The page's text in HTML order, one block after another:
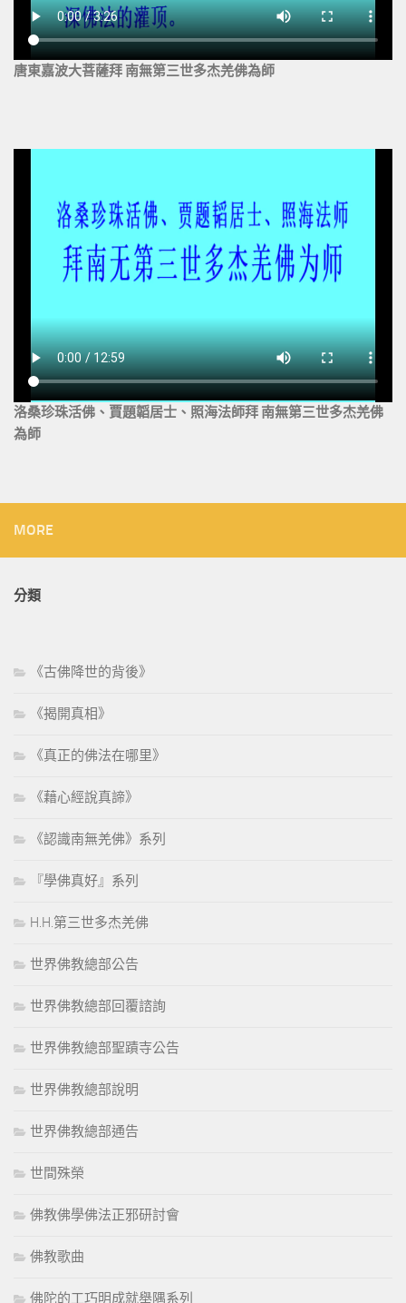
唐東嘉波大菩薩拜 南無第三世多杰羌佛為師
洛桑珍珠活佛、賈題韜居士、照海法師拜 南無第三世多杰羌佛
為師
MORE
分類
《古佛降世的背後》
《揭開真相》
《真正的佛法在哪里》
《藉心經說真諦》
《認識南無羌佛》系列
『學佛真好』系列
H.H.第三世多杰羌佛
世界佛教總部公告
世界佛教總部回覆諮詢
世界佛教總部聖蹟寺公告
世界佛教總部說明
世界佛教總部通告
世間殊榮
佛教佛學佛法正邪研討會
佛教歌曲
佛陀的工巧明成就舉隅系列